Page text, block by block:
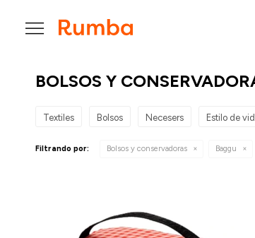

BOLSOS Y
Textiles Bolsos Necesers Estilo de
Filtrando por: Bolsos y conservadoras Baggu